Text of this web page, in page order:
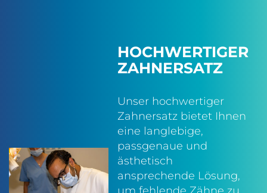
HOCHWERTIGER
ZAHNERSATZ
Unser hochwertiger
Zahnersatz bietet Ihnen
eine langlebige,
passgenaue und
ästhetisch
ansprechende Lösung,